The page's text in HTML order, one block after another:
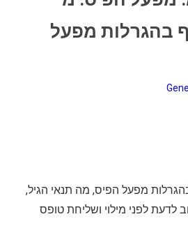
בהגרלות מפעל
מפעל הפיס, מה תנאי הגיל,
לדעת לפני מילוי ושליחת טופס